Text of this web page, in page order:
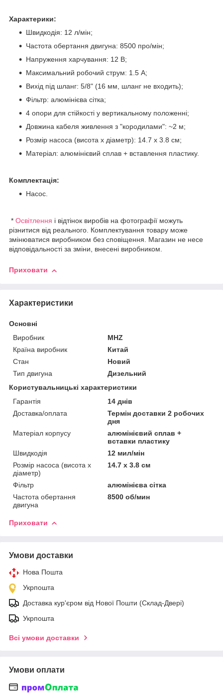
Характерики:
Швидкодія: 12 л/мін;
Частота обертання двигуна: 8500 про/мін;
Напруження харчування: 12 В;
Максимальний робочий струм: 1.5 А;
Вихід під шланг: 5/8" (16 мм, шланг не входить);
Фільтр: алюмінієва сітка;
4 опори для стійкості у вертикальному положенні;
Довжина кабеля живлення з "кородилами": ~2 м;
Розмір насоса (висота x діаметр): 14.7 x 3.8 см;
Матеріал: алюмінієвий сплав + вставлення пластику.
Комплектація:
Насос.
* Освітлення і відтінок виробів на фотографії можуть
різнитися від реального. Комплектування товару може
змінюватися виробником без сповіщення. Магазин не несе
відповідальності за зміни, внесені виробником.
Приховати
Характеристики
Основні
Виробник
MHZ
Країна виробник
Китай
Стан
Новий
Тип двигуна
Дизельний
Користувальницькі характеристики
Гарантія
14 днів
Доставка/оплата
Термін доставки 2 робочих
дня
Матеріал корпусу
алюмінієвий сплав +
вставки пластику
Швидкодія
12 мил/мін
Розмір насоса (висота x
діаметр)
14.7 x 3.8 см
Фільтр
алюмінієва сітка
Частота обертання
двигуна
8500 об/мин
Приховати
Умови доставки
Нова Пошта
Укрпошта
Доставка кур'єром від Нової Пошти (Склад-Двері)
Укрпошта
Всі умови доставки
Умови оплати